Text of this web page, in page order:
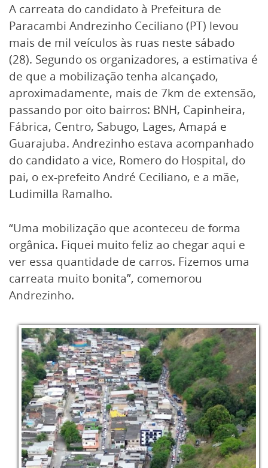
A carreata do candidato à Prefeitura de
Paracambi Andrezinho Ceciliano (PT) levou
mais de mil veículos às ruas neste sábado
(28). Segundo os organizadores, a estimativa é
de que a mobilização tenha alcançado,
aproximadamente, mais de 7km de extensão,
passando por oito bairros: BNH, Capinheira,
Fábrica, Centro, Sabugo, Lages, Amapá e
Guarajuba. Andrezinho estava acompanhado
do candidato a vice, Romero do Hospital, do
pai, o ex-prefeito André Ceciliano, e a mãe,
Ludimilla Ramalho.
“Uma mobilização que aconteceu de forma
orgânica. Fiquei muito feliz ao chegar aqui e
ver essa quantidade de carros. Fizemos uma
carreata muito bonita”, comemorou
Andrezinho.